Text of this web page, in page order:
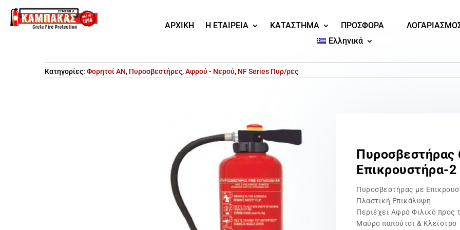
ΑΡΧΙΚΗ Η ΕΤΑΙΡΕΙΑ ΚΑΤΑΣΤΗΜΑ ΠΡΟΣΦΟΡΑ
Ελληνικά
Κατηγορίες: Φορητοί ΑΝ, Πυροσβεστήρες,Αφρού - Νερού, NF Series Πυρ/ρες
Επικρουστήρα-2
Πυροσβεστήρας με
Πλαστική Επικάλυψη
Περιέχει Αφρό Φιλικό προς
Μαύρο παπούτσι & Κλείστρο